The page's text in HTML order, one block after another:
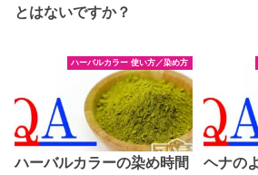
とはないですか？
ハーバルカラー 使い方／染め方
ハーバルカラーの染め時間
ヘナの